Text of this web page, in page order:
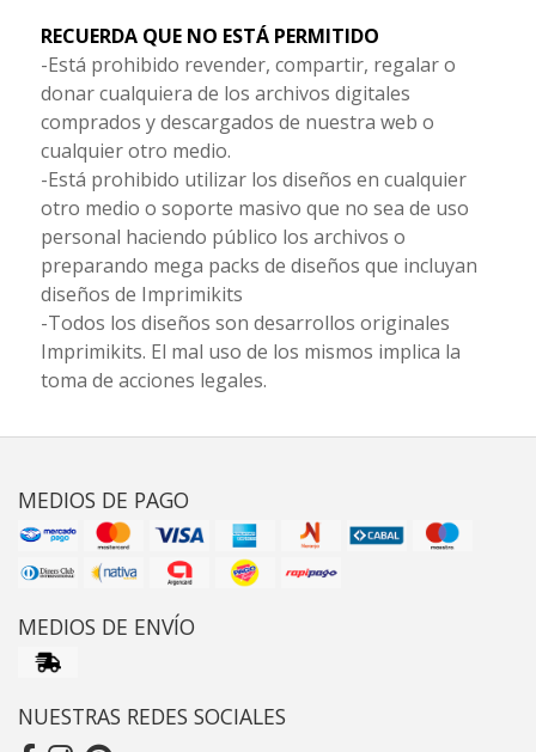
RECUERDA QUE NO ESTÁ PERMITIDO
-Está prohibido revender, compartir, regalar o
donar cualquiera de los archivos digitales
comprados y descargados de nuestra web o
cualquier otro medio.
-Está prohibido utilizar los diseños en cualquier
otro medio o soporte masivo que no sea de uso
personal haciendo público los archivos o
preparando mega packs de diseños que incluyan
diseños de Imprimikits
-Todos los diseños son desarrollos originales
Imprimikits. El mal uso de los mismos implica la
toma de acciones legales.
MEDIOS DE PAGO
MEDIOS DE ENVÍO
NUESTRAS REDES SOCIALES